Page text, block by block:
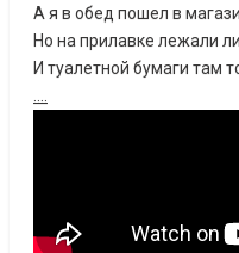
А я в обед пошел в
Но на прилавке лежали
И туалетной бумаги там